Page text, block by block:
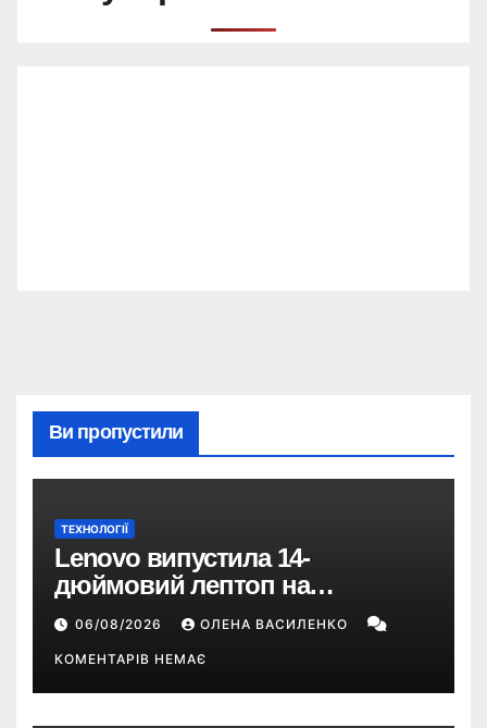
Ви пропустили
ТЕХНОЛОГІЇ
Lenovo випустила 14-
дюймовий лептоп на
Snapdragon X2 з автономністю
понад 33 години
06/08/2026 ОЛЕНА ВАСИЛЕНКО
КОМЕНТАРІВ НЕМАЄ